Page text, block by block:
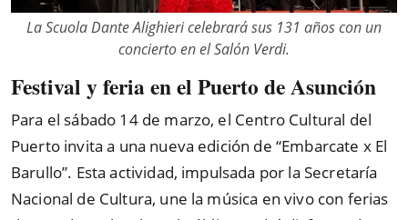
La Scuola Dante Alighieri celebrará sus 131 años con un
concierto en el Salón Verdi.
Festival y feria en el Puerto de Asunción
Para el sábado 14 de marzo, el Centro Cultural del
Puerto invita a una nueva edición de “Embarcate x El
Barullo”. Esta actividad, impulsada por la Secretaría
Nacional de Cultura, une la música en vivo con ferias